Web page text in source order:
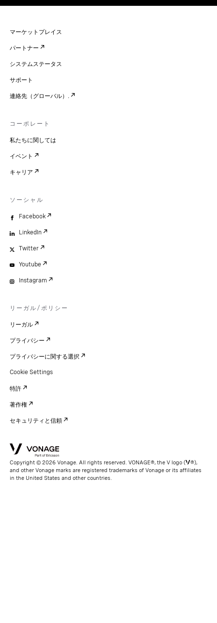
Copyright © 2026 Vonage. All rights reserved. VONAGE®, the V logo (
®),
and other Vonage marks are registered trademarks of Vonage or its affiliates
in the United States and other countries.
マーケットプレイス
パートナー
システムステータス
サポート
連絡先（グローバル）.
コーポレート
私たちに関しては
イベント
キャリア
ソーシャル
Facebook
LinkedIn
Twitter
Youtube
Instagram
リーガル/ポリシー
リーガル
プライバシー
プライバシーに関する選択
Cookie Settings
特許
著作権
セキュリティと信頼